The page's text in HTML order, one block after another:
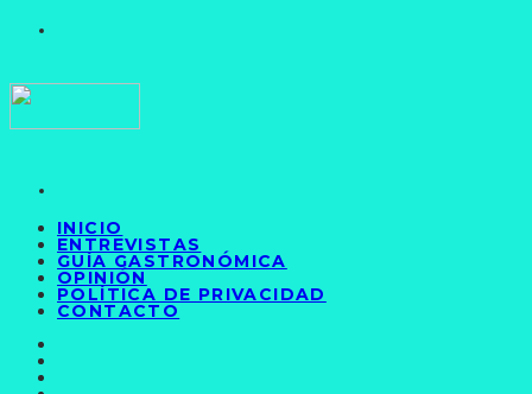
INICIO
ENTREVISTAS
GUÍA GASTRONÓMICA
OPINIÓN
POLÍTICA DE PRIVACIDAD
CONTACTO